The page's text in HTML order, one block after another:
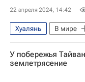
22 апреля 2024, 14:42
Хуалянь В мире
У побережья
землетрясение